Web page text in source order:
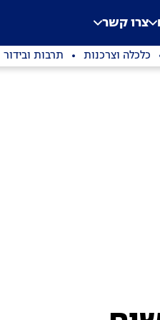
צרו קשר
כלכלה וצרכנות תרבות ובידור